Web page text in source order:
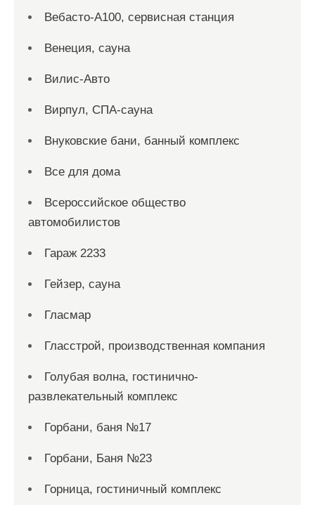
Вебасто-А100, сервисная станция
Венеция, сауна
Вилис-Авто
Вирпул, СПА-сауна
Внуковские бани, банный комплекс
Все для дома
Всероссийское общество
автомобилистов
Гараж 2233
Гейзер, сауна
Гласмар
Гласстрой, производственная компания
Голубая волна, гостинично-
развлекательный комплекс
Горбани, баня №17
Горбани, Баня №23
Горница, гостиничный комплекс